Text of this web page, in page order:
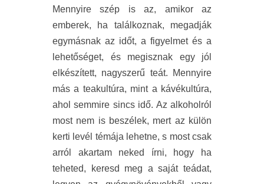
Mennyire szép is az, amikor az
emberek, ha találkoznak, megadják
egymásnak az időt, a figyelmet és a
lehetőséget, és megisznak egy jól
elkészített, nagyszerű teát. Mennyire
más a teakultúra, mint a kávékultúra,
ahol semmire sincs idő. Az alkoholról
most nem is beszélek, mert az külön
kerti levél témája lehetne, s most csak
arról akartam neked írni, hogy ha
teheted, keresd meg a saját teádat,